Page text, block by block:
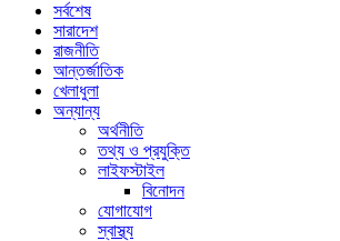
সর্বশেষ
সারাদেশ
রাজনীতি
আন্তর্জাতিক
খেলাধুলা
অন্যান্য
অর্থনীতি
তথ্য ও প্রযুক্তি
লাইফস্টাইল
বিনোদন
যোগাযোগ
স্বাস্থ্য